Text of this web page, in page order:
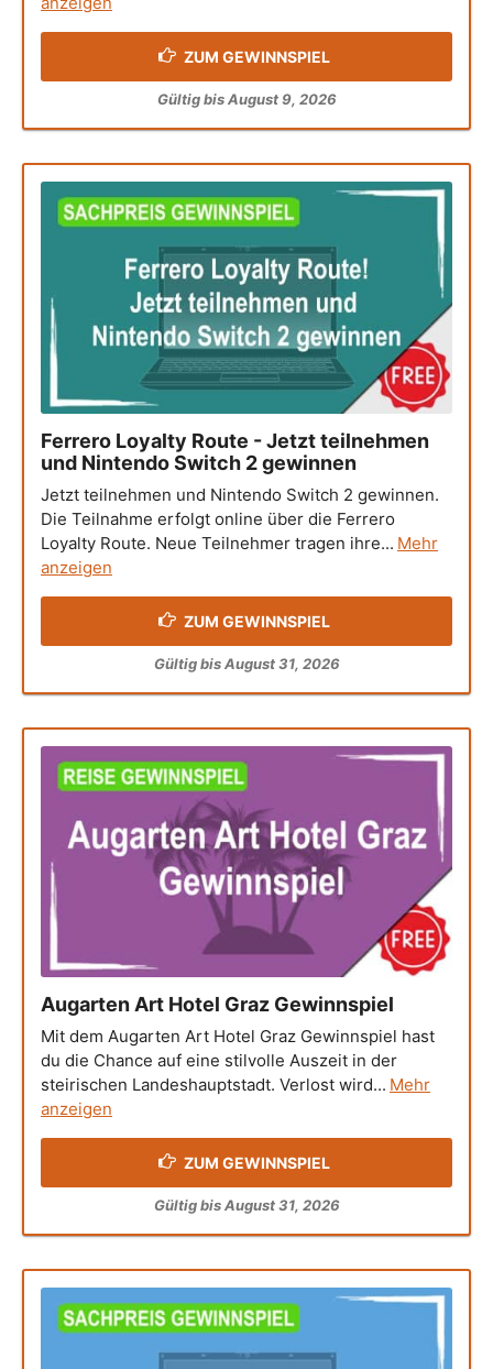
ZUM GEWINNSPIEL
Gültig bis August 9, 2026
Ferrero Loyalty Route - Jetzt teilnehmen
und Nintendo Switch 2 gewinnen
Jetzt teilnehmen und Nintendo Switch 2 gewinnen.
Die Teilnahme erfolgt online über die Ferrero
Loyalty Route. Neue Teilnehmer tragen ihre... Mehr
anzeigen
ZUM GEWINNSPIEL
Gültig bis August 31, 2026
Augarten Art Hotel Graz Gewinnspiel
Mit dem Augarten Art Hotel Graz Gewinnspiel hast
du die Chance auf eine stilvolle Auszeit in der
steirischen Landeshauptstadt. Verlost wird... Mehr
anzeigen
ZUM GEWINNSPIEL
Gültig bis August 31, 2026